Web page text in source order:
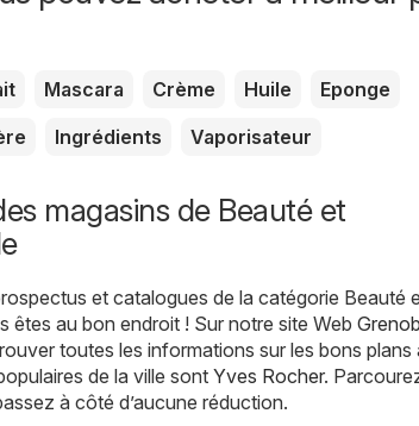
Mascara Crème Huile
Eponge
Ingrédients Vaporisateur
magasins de Beauté et
et catalogues de la catégorie Beauté
êtes au bon endroit ! Sur notre site Web
toutes les informations sur les bons plans
de la ville sont Yves Rocher.
à côté d’aucune réduction.